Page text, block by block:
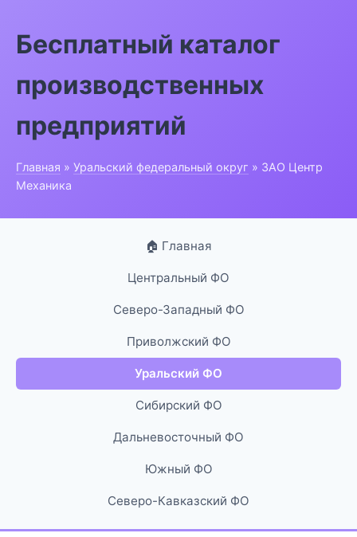
Бесплатный каталог
производственных
предприятий
Главная » Уральский федеральный округ » ЗАО Центр
Механика
🏠 Главная
Центральный ФО
Северо-Западный ФО
Приволжский ФО
Уральский ФО
Сибирский ФО
Дальневосточный ФО
Южный ФО
Северо-Кавказский ФО